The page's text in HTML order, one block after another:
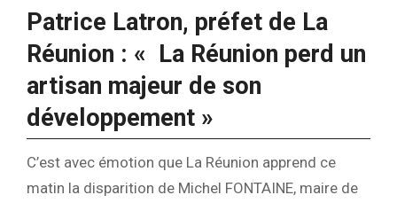
Patrice Latron, préfet de La
Réunion : «
La Réunion perd un
artisan majeur de son
développement »
C’est avec émotion que La Réunion apprend ce
matin la disparition de Michel FONTAINE, maire de